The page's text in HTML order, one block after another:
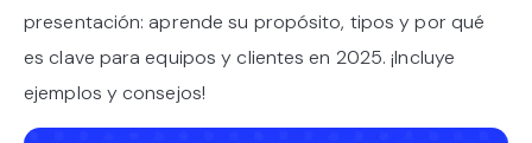
presentación: aprende su propósito, tipos y por qué
es clave para equipos y clientes en 2025. ¡Incluye
ejemplos y consejos!